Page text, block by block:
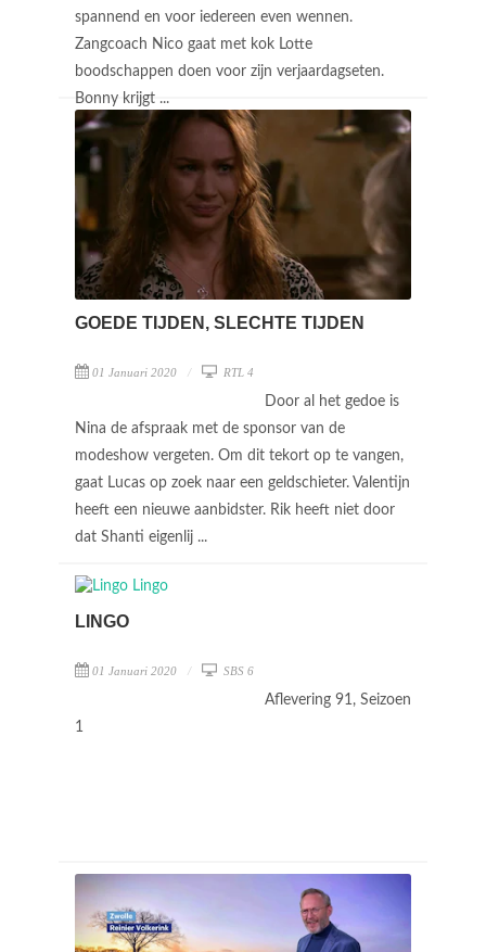
spannend en voor iedereen even wennen.
Zangcoach Nico gaat met kok Lotte
boodschappen doen voor zijn verjaardagseten.
Bonny krijgt ...
GOEDE TIJDEN, SLECHTE TIJDEN
01 Januari 2020 RTL 4
Door al het gedoe is
Nina de afspraak met de sponsor van de
modeshow vergeten. Om dit tekort op te vangen,
gaat Lucas op zoek naar een geldschieter. Valentijn
heeft een nieuwe aanbidster. Rik heeft niet door
dat Shanti eigenlij ...
LINGO
01 Januari 2020 SBS 6
Aflevering 91, Seizoen
1